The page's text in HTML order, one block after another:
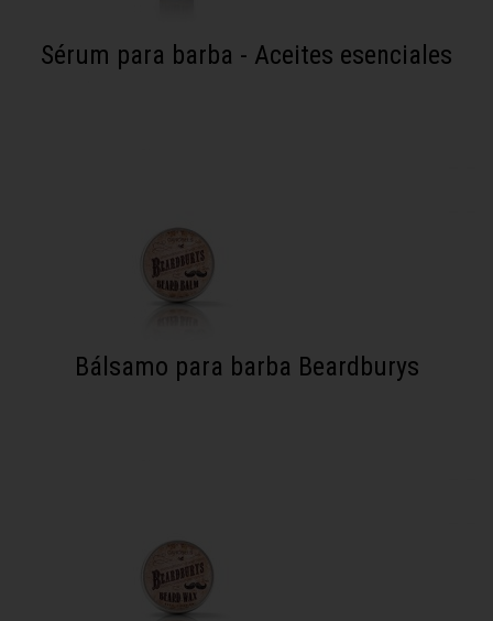
Sérum para barba - Aceites esenciales
Bálsamo para barba Beardburys